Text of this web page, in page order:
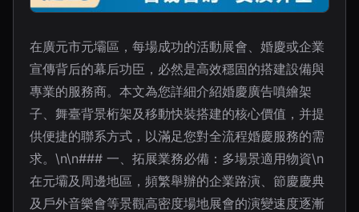
在廣元市元壩區，每場成功的活動展會、婚慶或企業
宣傳背后的幕后功臣，必然是高效穩固的搭建設備與
專業的服務商。本文為您詳細介紹婚慶廣告噴繪架
子、舞臺背景桁架及移動快裝搭建的核心價值，并提
供便捷的聯系方式，以滿足您對全流程婚慶服務的需
求。\n\n### 一、拓展業務必備：多場景適用物資\n
在元壩及周邊地區，頻繁舉辦的企業路演、節慶慶典
及戶外音樂會等景觀高密度場地展會的演變速度逐漸